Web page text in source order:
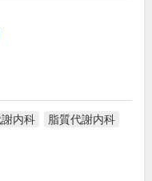
内科
脂質代謝内科